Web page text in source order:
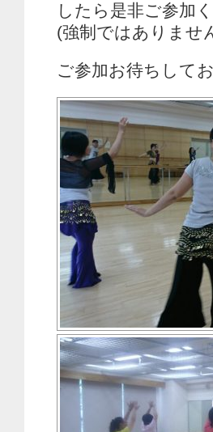
したら是非ご参加
(強制ではありませ
ご参加お待ちして